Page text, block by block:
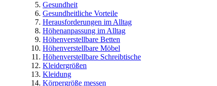
Gesundheit
Gesundheitliche Vorteile
Herausforderungen im Alltag
Höhenanpassung im Alltag
Höhenverstellbare Betten
Höhenverstellbare Möbel
Höhenverstellbare Schreibtische
Kleidergrößen
Kleidung
Körpergröße messen